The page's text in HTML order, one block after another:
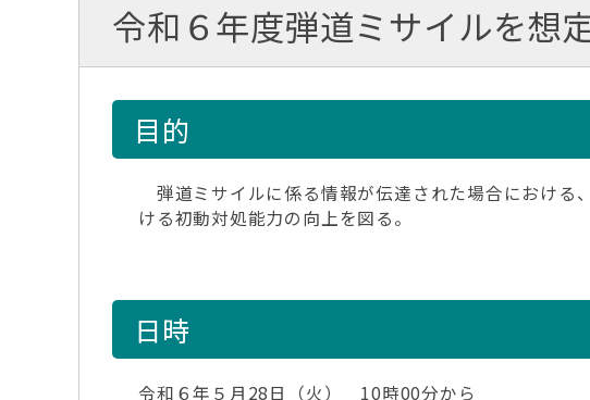
令和６年度弾道ミサイルを想
目的
弾道ミサイルに係る情報が伝達された場合における
ける初動対処能力の向上を図る。
日時
令和６年５月28日（火） 10時00分から